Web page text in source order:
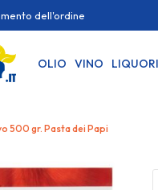
dell'ordine
OLIO VINO
500 gr. Pasta dei Papi